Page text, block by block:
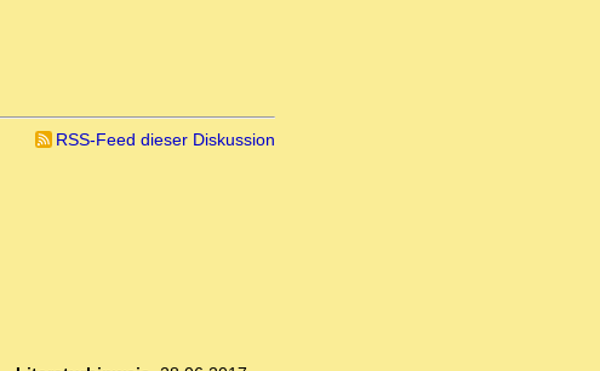
RSS-Feed dieser Diskussion